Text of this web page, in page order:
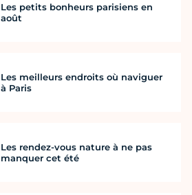
Les petits bonheurs parisiens en
août
Les meilleurs endroits où naviguer
à Paris
Les rendez-vous nature à ne pas
manquer cet été